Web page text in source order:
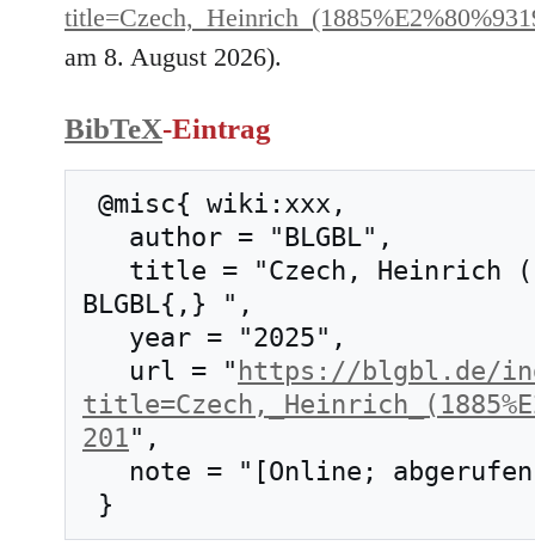
am 8. August 2026).
BibTeX-Eintrag
BLGBL{,} ",
   url = "
https://blgbl.de/
201",